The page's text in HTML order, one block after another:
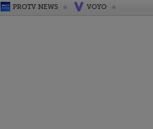
PROTV NEWS VOYO